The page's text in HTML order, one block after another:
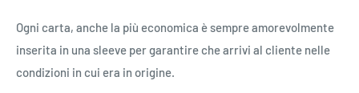
Ogni carta, anche la più economica è sempre amorevolmente
inserita in una sleeve per garantire che arrivi al cliente nelle
condizioni in cui era in origine.